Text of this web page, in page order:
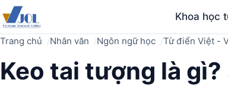
Khoa học
Trang chủ Nhân văn Ngôn ngữ học Từ điển Việt -
Keo tai tượng là